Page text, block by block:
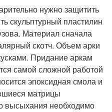
нужно защитить
скульптурный пластилин
Материал сначала
скотч. Объем арки
Придание аркам
самой сложной работой
эпоксидная смола и
матрицы
высыхания необходимо